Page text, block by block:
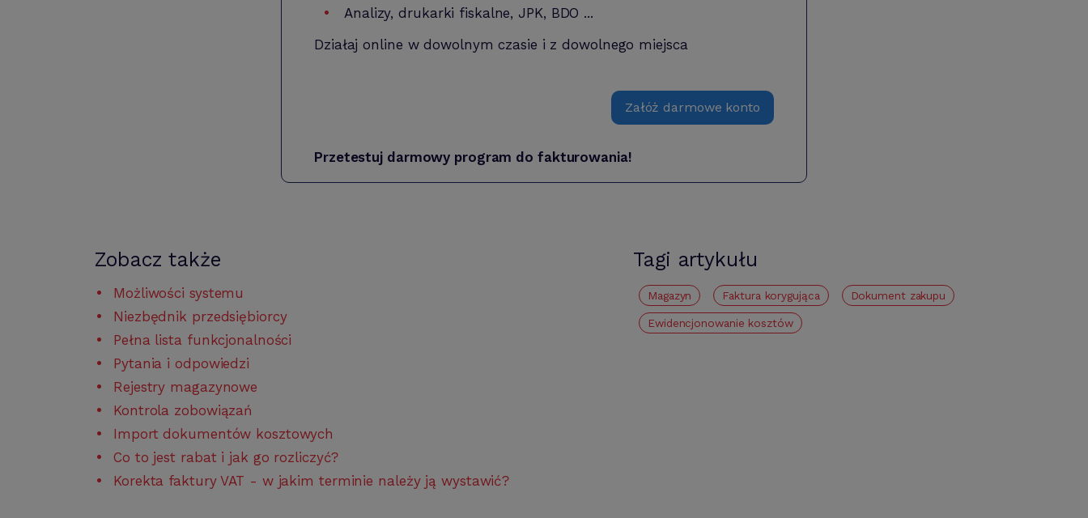
Analizy, drukarki fiskalne, JPK, BDO ...
Działaj online w dowolnym czasie i z dowolnego miejsca
Załóż darmowe konto
Przetestuj darmowy program do fakturowania!
Zobacz także
Możliwości systemu
Niezbędnik przedsiębiorcy
Pełna lista funkcjonalności
Pytania i odpowiedzi
Rejestry magazynowe
Kontrola zobowiązań
Import dokumentów kosztowych
Co to jest rabat i jak go rozliczyć?
Korekta faktury VAT - w jakim terminie należy ją wystawić?
Tagi artykułu
Magazyn faktura korygująca Dokument zakupu
Ewidencjonowanie kosztów